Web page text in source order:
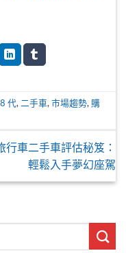
代,二手車,市場趨勢, 購
行車二手車評估秘笈：
輕鬆入手夢幻座駕